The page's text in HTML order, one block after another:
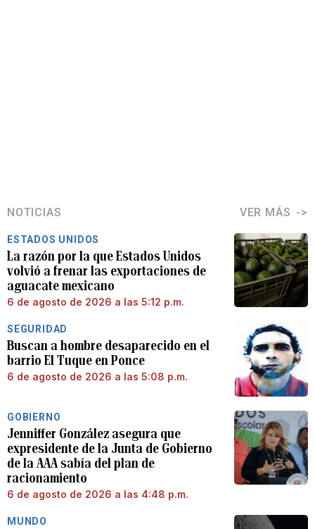
NOTICIAS VER MÁS
ESTADOS UNIDOS
La razón por la que Estados Unidos
volvió a frenar las exportaciones de
aguacate mexicano
6 de agosto de 2026 a las 5:12 p.m.
SEGURIDAD
Buscan a hombre desaparecido en el
barrio El Tuque en Ponce
6 de agosto de 2026 a las 5:08 p.m.
GOBIERNO
Jenniffer González asegura que
expresidente de la Junta de Gobierno
de la AAA sabía del plan de
racionamiento
6 de agosto de 2026 a las 4:48 p.m.
MUNDO